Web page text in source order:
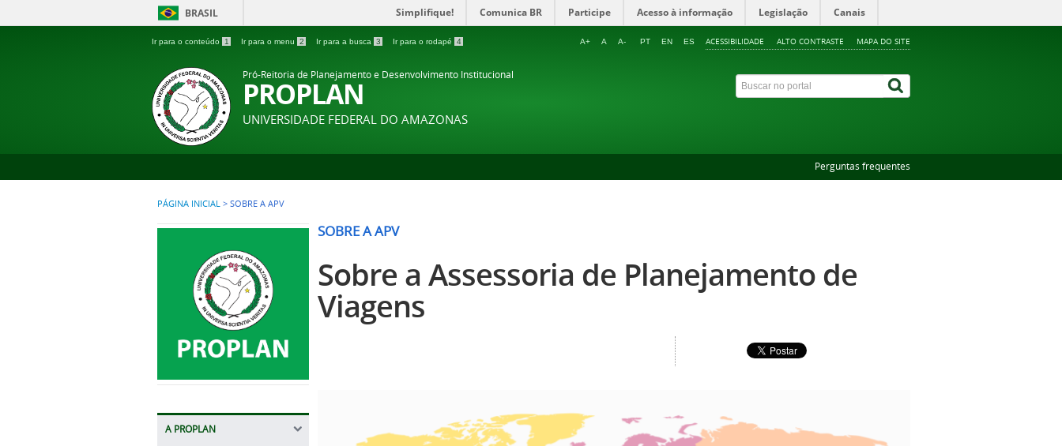
BRASIL Simplifique! Comunica BR Participe Acesso à informação Legislação Canais
Ir para o conteúdo 1 Ir para o menu 2 Ir para a busca 3 Ir para o rodapé 4 ACESSIBILIDADE ALTO CONTRASTE MAPA DO SITE
A+ A A- PT EN ES
Pró-Reitoria de Planejamento e Desenvolvimento Institucional
PROPLAN
UNIVERSIDADE FEDERAL DO AMAZONAS
Perguntas frequentes
PÁGINA INICIAL > SOBRE A APV
A PROPLAN
SOBRE A APV
Sobre a Assessoria de Planejamento de
Viagens